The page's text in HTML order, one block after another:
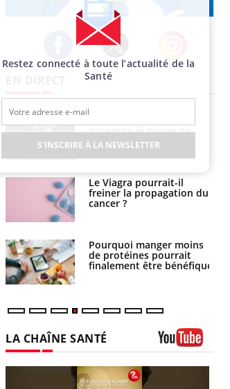
Facebook Twitter Instagram
pourquoi le risque de
noyade grimpe-t-il ?
Le Viagra pourrait-il
freiner la propagation du
cancer ?
Pourquoi manger moins
de protéines pourrait
finalement être bénéfique
que dit la science
Le smartphone nuit-il à
l'apprentissage de la
lecture ?
Mordue par une tique en
vacances, elle reste dans
le coma pendant 42 jours
LA CHAÎNE SANTÉ
Restez connecté à toute l’actualité de la
Santé
S'INSCRIRE À LA NEWSLETTER